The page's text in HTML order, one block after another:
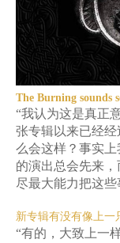
The Burning sounds
“我认为这是真正
张专辑以来已经
么会这样？事实
的演出总会先来
尽最大能力把这
新专辑有没有像上一
“有的，大致上一